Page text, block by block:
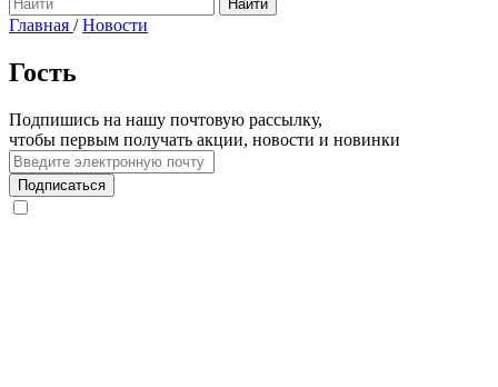
Главная / Новости
Гость
Подпишись на нашу почтовую рассылку,
чтобы первым получать акции, новости и новинки
Подписаться